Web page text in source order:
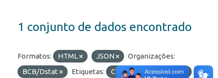
1 conjunto de dados encontrado
Formatos: HTML JSON
Organizações:
BCB/Dstat
Etiquetas:
Capitais Estrangeiros